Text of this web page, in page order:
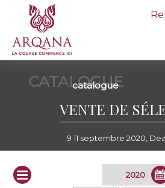
CATALOGUE
catalogue
VENTE DE
9 11 septembre 2020,